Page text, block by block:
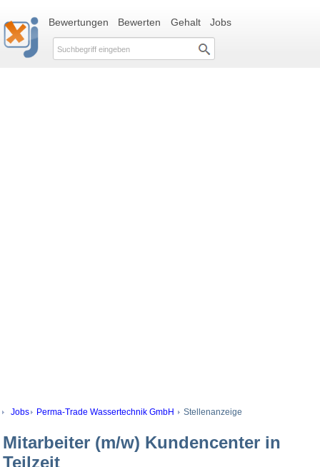
Bewertungen Bewerten Gehalt Jobs
Jobs Perma-Trade Wassertechnik GmbH Stellenanzeige
Mitarbeiter (m/w) Kundencenter in
Teilzeit